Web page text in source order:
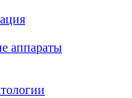
аппараты